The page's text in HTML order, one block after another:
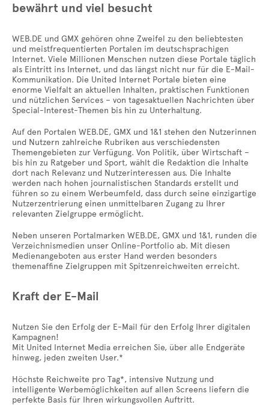
bewährt und viel besucht
WEB.DE und GMX gehören ohne Zweifel zu den beliebtesten
und meistfrequentierten Portalen im deutschsprachigen
Internet. Viele Millionen Menschen nutzen diese Portale täglich
als Eintritt ins Internet, und das längst nicht nur für die E-Mail-
Kommunikation. Die United Internet Portale bieten eine
enorme Vielfalt an aktuellen Inhalten, praktischen Funktionen
und nützlichen Services – von tagesaktuellen Nachrichten über
Special‐Interest-Themen bis hin zu Unterhaltung.
Auf den Portalen WEB.DE, GMX und 1&1 stehen den Nutzerinnen
und Nutzern zahlreiche Rubriken aus verschiedensten
Themengebieten zur Verfügung. Von Politik, über Wirtschaft –
bis hin zu Ratgeber und Sport, wählt die Redaktion die Inhalte
dort nach Relevanz und Nutzerinteressen aus. Die Inhalte
werden nach hohen journalistischen Standards erstellt und
führen so zu einem Werbeumfeld, dass durch seine einzigartige
Nutzerzentrierung einen unmittelbaren Zugang zu Ihrer
relevanten Zielgruppe ermöglicht.
Neben unseren Portalmarken WEB.DE, GMX und 1&1, runden die
Verzeichnismedien unser Online-Portfolio ab. Mit diesen
Medienangeboten aus erster Hand werden besonders
themenaffine Zielgruppen mit Spitzenreichweiten erreicht.
Kraft der E-Mail
Nutzen Sie den Erfolg der E-Mail für den Erfolg Ihrer digitalen
Kampagnen!
Mit United Internet Media erreichen Sie, über alle Endgeräte
hinweg, jeden zweiten User.*
Höchste Reichweite pro Tag*, intensive Nutzung und
intelligente Werbemöglichkeiten auf allen Screens liefern die
perfekte Basis für Ihren wirkungsvollen Auftritt.